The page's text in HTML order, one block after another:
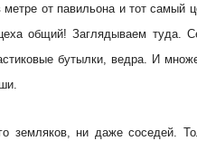
от павильона и тот самый
общий! Заглядываем туда.
бутылки, ведра. И
земляков, ни даже соседей.